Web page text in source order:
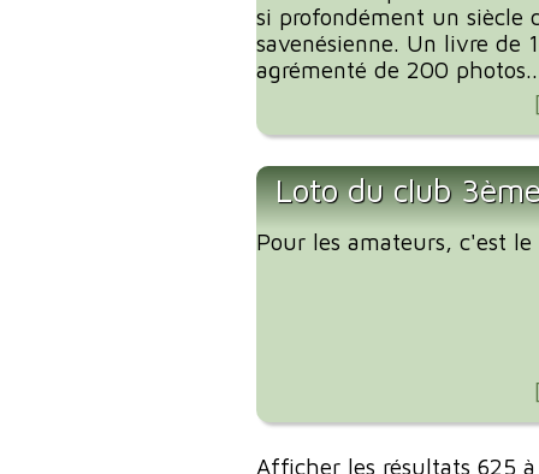
si profondément un siècle
savenésienne. Un livre de
agrémenté de 200
Loto du club
Pour les amateurs, c'est
Afficher les résultats 625